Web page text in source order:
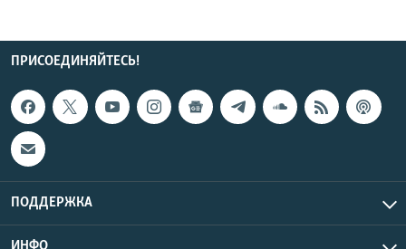
ПРИСОЕДИНЯЙТЕСЬ!
ПОДДЕРЖКА
ИНФО